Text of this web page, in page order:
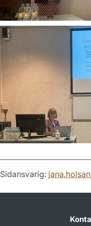
Sidansvarig: